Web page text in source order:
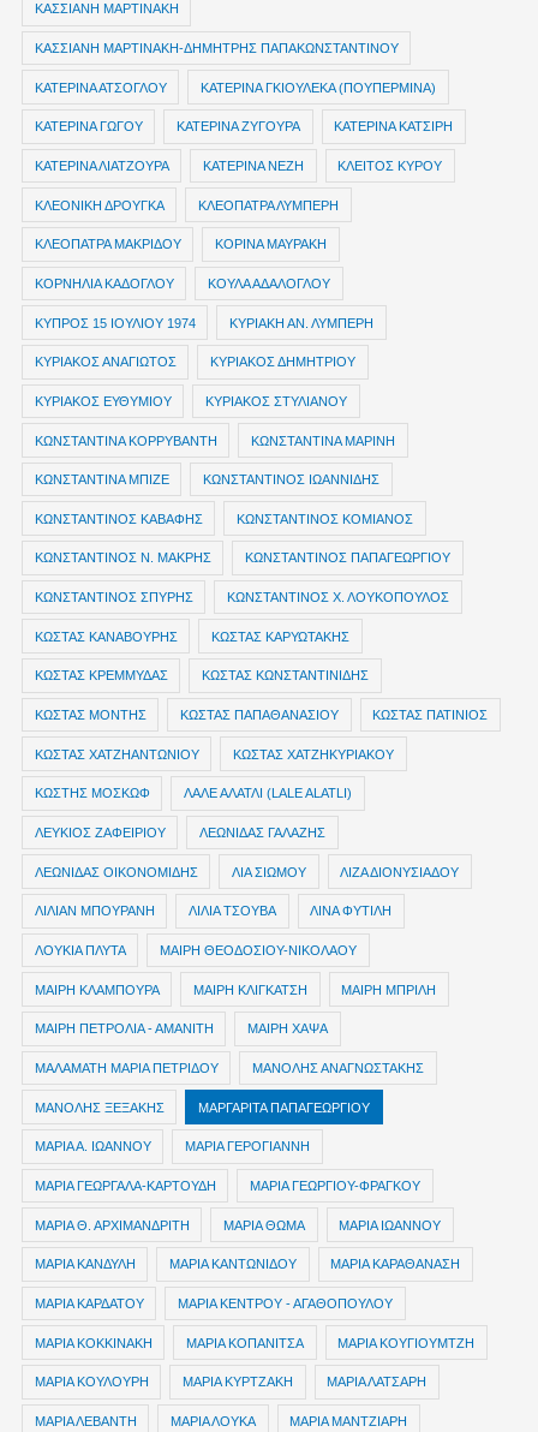
ΚΑΣΣΙΑΝΗ ΜΑΡΤΙΝΑΚΗ
ΚΑΣΣΙΑΝΗ ΜΑΡΤΙΝΑΚΗ-ΔΗΜΗΤΡΗΣ ΠΑΠΑΚΩΝΣΤΑΝΤΙΝΟΥ
ΚΑΤΕΡΙΝΑ ΑΤΣΟΓΛΟΥ ΚΑΤΕΡΙΝΑ ΓΚΙΟΥΛΕΚΑ (ΠΟΥΠΕΡΜΙΝΑ)
ΚΑΤΕΡΙΝΑ ΓΩΓΟΥ ΚΑΤΕΡΙΝΑ ΖΥΓΟΥΡΑ ΚΑΤΕΡΙΝΑ ΚΑΤΣΙΡΗ
ΚΑΤΕΡΙΝΑ ΛΙΑΤΖΟΥΡΑ ΚΑΤΕΡΙΝΑ ΝΕΖΗ ΚΛΕΙΤΟΣ ΚΥΡΟΥ
ΚΛΕΟΝΙΚΗ ΔΡΟΥΓΚΑ ΚΛΕΟΠΑΤΡΑ ΛΥΜΠΕΡΗ
ΚΛΕΟΠΑΤΡΑ ΜΑΚΡΙΔΟΥ ΚΟΡΙΝΑ ΜΑΥΡΑΚΗ
ΚΟΡΝΗΛΙΑ ΚΑΔΟΓΛΟΥ ΚΟΥΛΑ ΑΔΑΛΟΓΛΟΥ
ΚΥΠΡΟΣ 15 ΙΟΥΛΙΟΥ 1974 ΚΥΡΙΑΚΗ ΑΝ. ΛΥΜΠΕΡΗ
ΚΥΡΙΑΚΟΣ ΑΝΑΓΙΩΤΟΣ ΚΥΡΙΑΚΟΣ ΔΗΜΗΤΡΙΟΥ
ΚΥΡΙΑΚΟΣ ΕΥΘΥΜΙΟΥ ΚΥΡΙΑΚΟΣ ΣΤΥΛΙΑΝΟΥ
ΚΩΝΣΤΑΝΤΙΝΑ ΚΟΡΡΥΒΑΝΤΗ ΚΩΝΣΤΑΝΤΙΝΑ ΜΑΡΙΝΗ
ΚΩΝΣΤΑΝΤΙΝΑ ΜΠΙΖΕ ΚΩΝΣΤΑΝΤΙΝΟΣ ΙΩΑΝΝΙΔΗΣ
ΚΩΝΣΤΑΝΤΙΝΟΣ ΚΑΒΑΦΗΣ ΚΩΝΣΤΑΝΤΙΝΟΣ ΚΟΜΙΑΝΟΣ
ΚΩΝΣΤΑΝΤΙΝΟΣ Ν. ΜΑΚΡΗΣ ΚΩΝΣΤΑΝΤΙΝΟΣ ΠΑΠΑΓΕΩΡΓΙΟΥ
ΚΩΝΣΤΑΝΤΙΝΟΣ ΣΠΥΡΗΣ ΚΩΝΣΤΑΝΤΙΝΟΣ Χ. ΛΟΥΚΟΠΟΥΛΟΣ
ΚΩΣΤΑΣ ΚΑΝΑΒΟΥΡΗΣ ΚΩΣΤΑΣ ΚΑΡΥΩΤΑΚΗΣ
ΚΩΣΤΑΣ ΚΡΕΜΜΥΔΑΣ ΚΩΣΤΑΣ ΚΩΝΣΤΑΝΤΙΝΙΔΗΣ
ΚΩΣΤΑΣ ΜΟΝΤΗΣ ΚΩΣΤΑΣ ΠΑΠΑΘΑΝΑΣΙΟΥ ΚΩΣΤΑΣ ΠΑΤΙΝΙΟΣ
ΚΩΣΤΑΣ ΧΑΤΖΗΑΝΤΩΝΙΟΥ ΚΩΣΤΑΣ ΧΑΤΖΗΚΥΡΙΑΚΟΥ
ΚΩΣΤΗΣ ΜΟΣΚΩΦ ΛΑΛΕ ΑΛΑΤΛΙ (LALE ALATLI)
ΛΕΥΚΙΟΣ ΖΑΦΕΙΡΙΟΥ ΛΕΩΝΙΔΑΣ ΓΑΛΑΖΗΣ
ΛΕΩΝΙΔΑΣ ΟΙΚΟΝΟΜΙΔΗΣ ΛΙΑ ΣΙΩΜΟΥ ΛΙΖΑ ΔΙΟΝΥΣΙΑΔΟΥ
ΛΙΛΙΑΝ ΜΠΟΥΡΑΝΗ ΛΙΛΙΑ ΤΣΟΥΒΑ ΛΙΝΑ ΦΥΤΙΛΗ
ΛΟΥΚΙΑ ΠΛΥΤΑ ΜΑΙΡΗ ΘΕΟΔΟΣΙΟΥ-ΝΙΚΟΛΑΟΥ
ΜΑΙΡΗ ΚΛΑΜΠΟΥΡΑ ΜΑΙΡΗ ΚΛΙΓΚΑΤΣΗ ΜΑΙΡΗ ΜΠΡΙΛΗ
ΜΑΙΡΗ ΠΕΤΡΟΛΙΑ - ΑΜΑΝΙΤΗ ΜΑΙΡΗ ΧΑΨΑ
ΜΑΛΑΜΑΤΗ ΜΑΡΙΑ ΠΕΤΡΙΔΟΥ ΜΑΝΟΛΗΣ ΑΝΑΓΝΩΣΤΑΚΗΣ
ΜΑΝΟΛΗΣ ΞΕΞΑΚΗΣ ΜΑΡΓΑΡΙΤΑ ΠΑΠΑΓΕΩΡΓΙΟΥ
ΜΑΡΙΑ Α. ΙΩΑΝΝΟΥ ΜΑΡΙΑ ΓΕΡΟΓΙΑΝΝΗ
ΜΑΡΙΑ ΓΕΩΡΓΑΛΑ-ΚΑΡΤΟΥΔΗ ΜΑΡΙΑ ΓΕΩΡΓΙΟΥ-ΦΡΑΓΚΟΥ
ΜΑΡΙΑ Θ. ΑΡΧΙΜΑΝΔΡΙΤΗ ΜΑΡΙΑ ΘΩΜΑ ΜΑΡΙΑ ΙΩΑΝΝΟΥ
ΜΑΡΙΑ ΚΑΝΔΥΛΗ ΜΑΡΙΑ ΚΑΝΤΩΝΙΔΟΥ ΜΑΡΙΑ ΚΑΡΑΘΑΝΑΣΗ
ΜΑΡΙΑ ΚΑΡΔΑΤΟΥ ΜΑΡΙΑ ΚΕΝΤΡΟΥ - ΑΓΑΘΟΠΟΥΛΟΥ
ΜΑΡΙΑ ΚΟΚΚΙΝΑΚΗ ΜΑΡΙΑ ΚΟΠΑΝΙΤΣΑ ΜΑΡΙΑ ΚΟΥΓΙΟΥΜΤΖΗ
ΜΑΡΙΑ ΚΟΥΛΟΥΡΗ ΜΑΡΙΑ ΚΥΡΤΖΑΚΗ ΜΑΡΙΑ ΛΑΤΣΑΡΗ
ΜΑΡΙΑ ΛΕΒΑΝΤΗ ΜΑΡΙΑ ΛΟΥΚΑ ΜΑΡΙΑ ΜΑΝΤΖΙΑΡΗ